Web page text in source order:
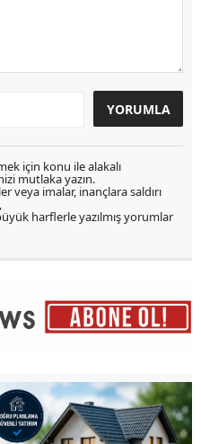
için konu ile alakalı
mutlaka yazın.
veya imalar, inançlara saldırı
harflerle yazılmış yorumlar